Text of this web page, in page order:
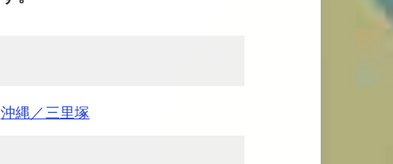
沖縄／三里塚